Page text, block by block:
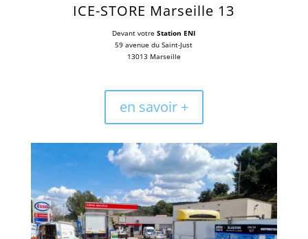
ICE-STORE Marseille 13
Devant votreStation ENI
59 avenue du Saint-Just
13013 Marseille
en savoir +